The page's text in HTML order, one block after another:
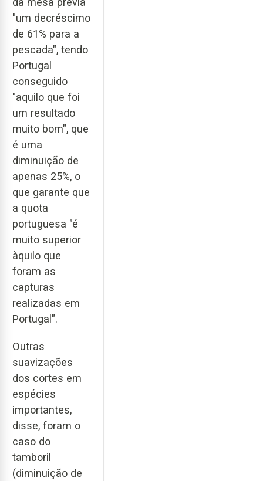
"um decréscimo
de 61% para a
pescada", tendo
Portugal
conseguido
"aquilo que foi
um resultado
muito bom", que
é uma
diminuição de
apenas 25%, o
que garante que
a quota
portuguesa "é
muito superior
àquilo que
foram as
capturas
realizadas em
Portugal".
Outras
suavizações
dos cortes em
espécies
importantes,
disse, foram o
caso do
tamboril
(diminuição de